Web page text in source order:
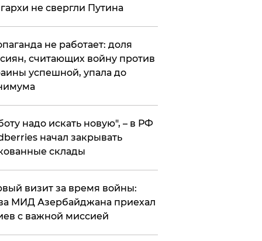
не свергли Путина
не работает: доля
считающих войну против
успешной, упала до
надо искать новую", – в РФ
начал закрывать
склады
визит за время войны:
МИД Азербайджана приехал
с важной миссией